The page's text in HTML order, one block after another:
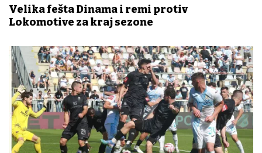
Velika fešta Dinama i remi protiv
Lokomotive za kraj sezone